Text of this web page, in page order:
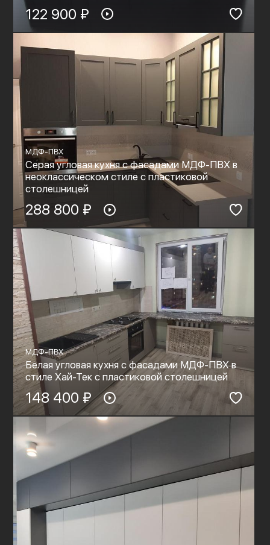
122 900 ₽
МДФ-ПВХ
Серая угловая кухня с фасадами МДФ-ПВХ в
неоклассическом стиле с пластиковой
столешницей
288 800 ₽
МДФ-ПВХ
Белая угловая кухня с фасадами МДФ-ПВХ в
стиле Хай-Тек с пластиковой столешницей
148 400 ₽